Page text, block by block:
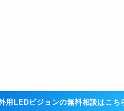
用LEDビジョンの無料相談はこち